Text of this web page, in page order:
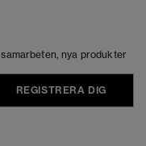
nya produkter
REGISTRERA DIG